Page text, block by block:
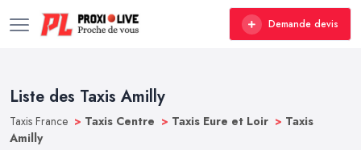
Demande devis
Liste des Taxis Amilly
Taxis France > Taxis Centre > Taxis Eure et Loir > Taxis
Amilly